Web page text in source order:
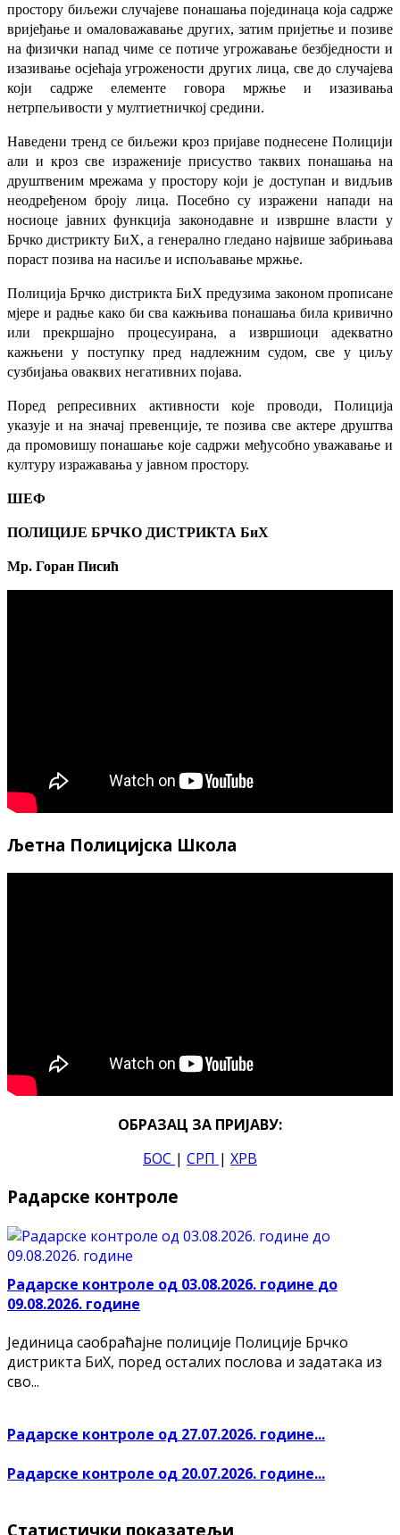
простору биљежи случајеве понашања појединаца која садрже
вријеђање и омаловажавање других, затим пријетње и позиве
на физички напад чиме се потиче угрожавање безбједности и
изазивање осјећаја угрожености других лица, све до случајева
који садрже елементе говора мржње и изазивања
нетрпељивости у мултиетничкој средини.
Наведени тренд се биљежи кроз пријаве поднесене Полицији
али и кроз све израженије присуство таквих понашања на
друштвеним мрежама у простору који је доступан и видљив
неодређеном броју лица. Посебно су изражени напади на
носиоце јавних функција законодавне и извршне власти у
Брчко дистрикту БиХ, а генерално гледано највише забрињава
пораст позива на насиље и испољавање мржње.
Полиција Брчко дистрикта БиХ предузима законом прописане
мјере и радње како би сва кажњива понашања била кривично
или прекршајно процесуирана, а извршиоци адекватно
кажњени у поступку пред надлежним судом, све у циљу
сузбијања оваквих негативних појава.
Поред репресивних активности које проводи, Полиција
указује и на значај превенције, те позива све актере друштва
да промовишу понашање које садржи међусобно уважавање и
културу изражавања у јавном простору.
ШЕФ
ПОЛИЦИЈЕ БРЧКО ДИСТРИКТА БиХ
Мр. Горан Писић
Љетна Полицијска Школа
ОБРАЗАЦ ЗА ПРИЈАВУ:
БОС | СРП | ХРВ
Радарске контроле
Радарске контроле од 03.08.2026. године до
09.08.2026. године
Јединица саобраћајне полиције Полиције Брчко
дистрикта БиХ, поред осталих послова и задатака из
сво...
Радарске контроле од 27.07.2026. године...
Радарске контроле од 20.07.2026. године...
Статистички показатељи